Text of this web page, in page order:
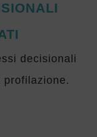
decisionali
profilazione.